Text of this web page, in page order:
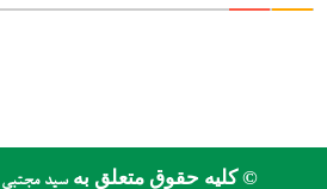
© کلیه حقوق متعلق بهسید